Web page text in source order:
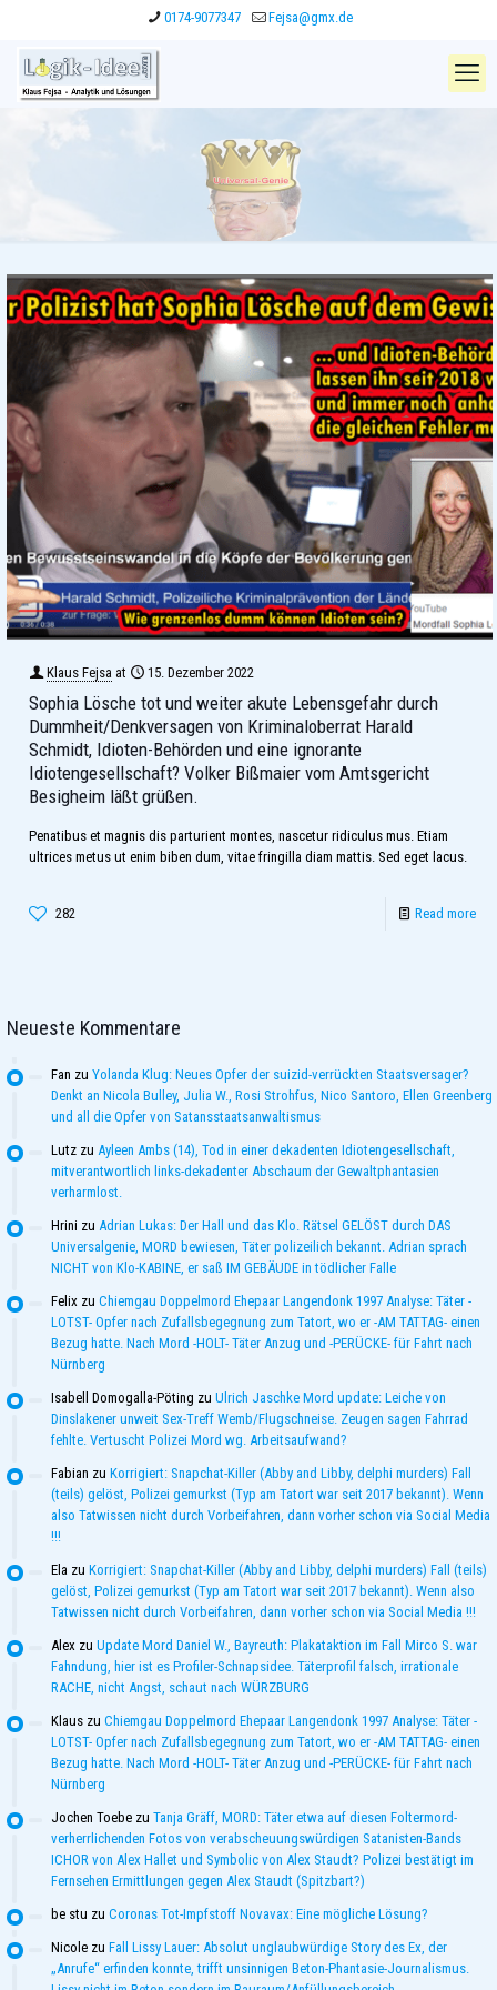
0174-9077347 Fejsa@gmx.de
Klaus Fejsa at 15. Dezember 2022
Sophia Lösche tot und weiter akute Lebensgefahr durch
Dummheit/Denkversagen von Kriminaloberrat Harald
Schmidt, Idioten-Behörden und eine ignorante
Idiotengesellschaft? Volker Bißmaier vom Amtsgericht
Besigheim läßt grüßen.
Penatibus et magnis dis parturient montes, nascetur ridiculus mus. Etiam
ultrices metus ut enim biben dum, vitae fringilla diam mattis. Sed eget lacus.
282 Read more
Neueste Kommentare
Fan zu Yolanda Klug: Neues Opfer der suizid-verrückten Staatsversager?
Denkt an Nicola Bulley, Julia W., Rosi Strohfus, Nico Santoro, Ellen Greenberg
und all die Opfer von Satansstaatsanwaltismus
Lutz zu Ayleen Ambs (14), Tod in einer dekadenten Idiotengesellschaft,
mitverantwortlich links-dekadenter Abschaum der Gewaltphantasien
verharmlost.
Hrini zu Adrian Lukas: Der Hall und das Klo. Rätsel GELÖST durch DAS
Universalgenie, MORD bewiesen, Täter polizeilich bekannt. Adrian sprach
NICHT von Klo-KABINE, er saß IM GEBÄUDE in tödlicher Falle
Felix zu Chiemgau Doppelmord Ehepaar Langendonk 1997 Analyse: Täter -
LOTST- Opfer nach Zufallsbegegnung zum Tatort, wo er -AM TATTAG- einen
Bezug hatte. Nach Mord -HOLT- Täter Anzug und -PERÜCKE- für Fahrt nach
Nürnberg
Isabell Domogalla-Pöting zu Ulrich Jaschke Mord update: Leiche von
Dinslakener unweit Sex-Treff Wemb/Flugschneise. Zeugen sagen Fahrrad
fehlte. Vertuscht Polizei Mord wg. Arbeitsaufwand?
Fabian zu Korrigiert: Snapchat-Killer (Abby and Libby, delphi murders) Fall
(teils) gelöst, Polizei gemurkst (Typ am Tatort war seit 2017 bekannt). Wenn
also Tatwissen nicht durch Vorbeifahren, dann vorher schon via Social Media
!!!
Ela zu Korrigiert: Snapchat-Killer (Abby and Libby, delphi murders) Fall (teils)
gelöst, Polizei gemurkst (Typ am Tatort war seit 2017 bekannt). Wenn also
Tatwissen nicht durch Vorbeifahren, dann vorher schon via Social Media !!!
Alex zu Update Mord Daniel W., Bayreuth: Plakataktion im Fall Mirco S. war
Fahndung, hier ist es Profiler-Schnapsidee. Täterprofil falsch, irrationale
RACHE, nicht Angst, schaut nach WÜRZBURG
Klaus zu Chiemgau Doppelmord Ehepaar Langendonk 1997 Analyse: Täter -
LOTST- Opfer nach Zufallsbegegnung zum Tatort, wo er -AM TATTAG- einen
Bezug hatte. Nach Mord -HOLT- Täter Anzug und -PERÜCKE- für Fahrt nach
Nürnberg
Jochen Toebe zu Tanja Gräff, MORD: Täter etwa auf diesen Foltermord-
verherrlichenden Fotos von verabscheuungswürdigen Satanisten-Bands
ICHOR von Alex Hallet und Symbolic von Alex Staudt? Polizei bestätigt im
Fernsehen Ermittlungen gegen Alex Staudt (Spitzbart?)
be stu zu Coronas Tot-Impfstoff Novavax: Eine mögliche Lösung?
Nicole zu Fall Lissy Lauer: Absolut unglaubwürdige Story des Ex, der
„Anrufe“ erfinden konnte, trifft unsinnigen Beton-Phantasie-Journalismus.